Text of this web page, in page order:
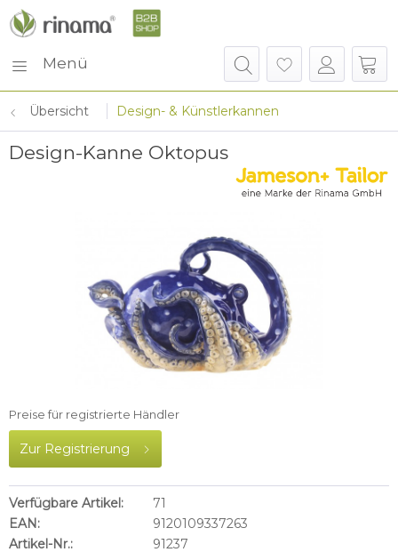
Menü
Übersicht Design- & Künstlerkannen
Design-Kanne Oktopus
Preise für registrierte Händler
Zur Registrierung
Verfügbare Artikel:
71
EAN:
9120109337263
Artikel-Nr.:
91237